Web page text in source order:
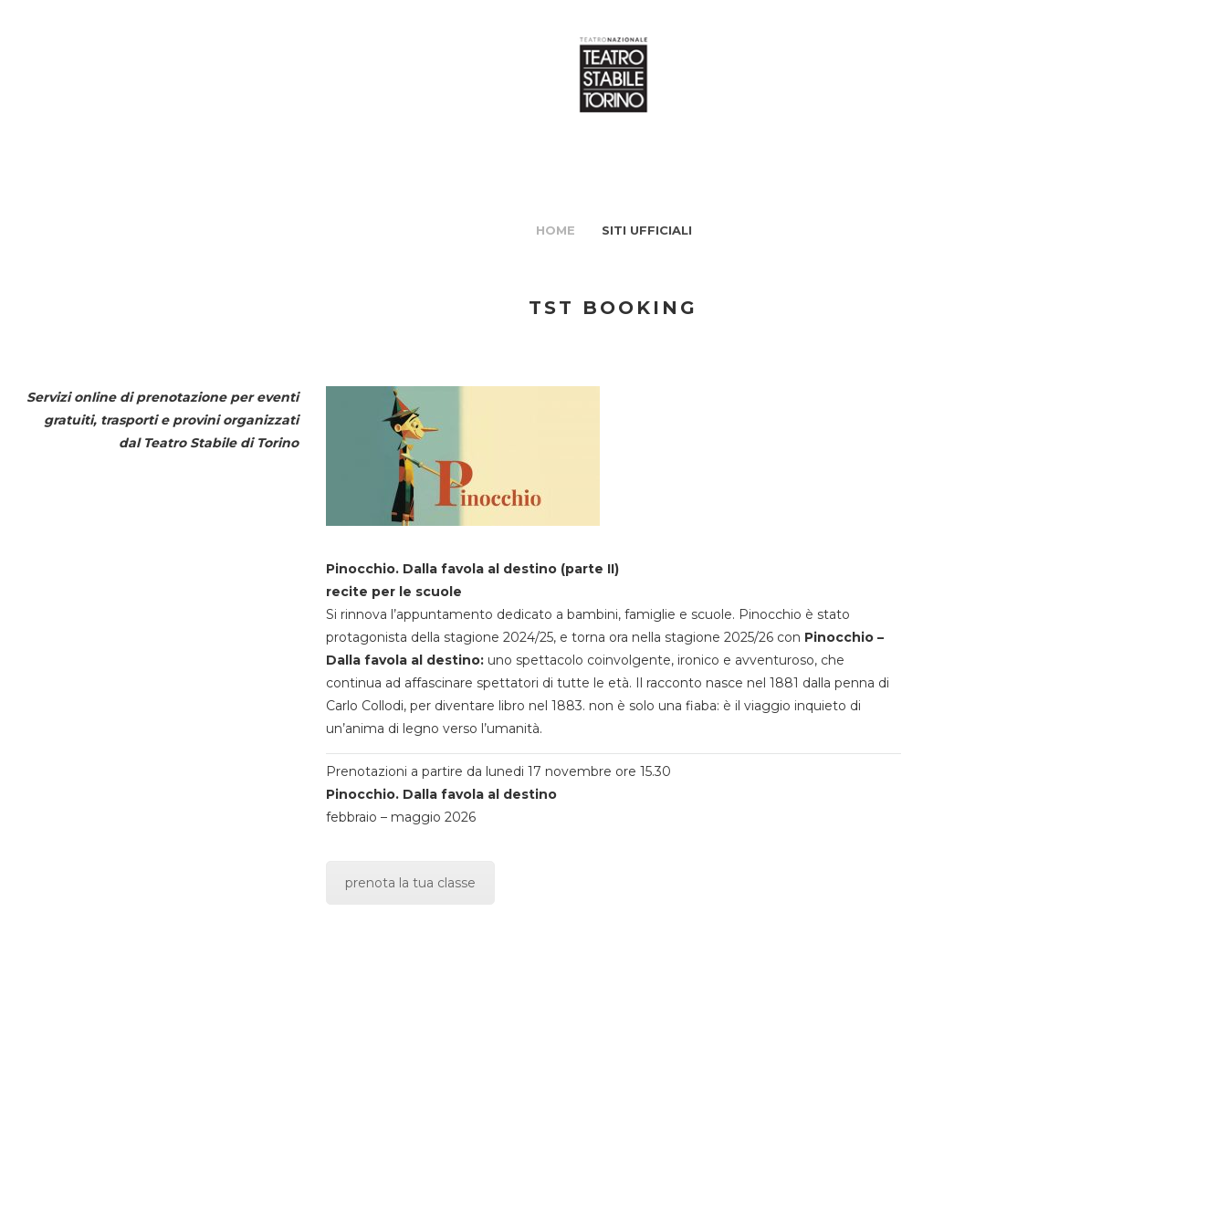
HOME SITI UFFICIALI
TST BOOKING
Servizi online di prenotazione per eventi
gratuiti, trasporti e provini organizzati
dal Teatro Stabile di Torino
Pinocchio. Dalla favola al destino (parte II)
recite per le scuole
Si rinnova l’appuntamento dedicato a bambini, famiglie e scuole. Pinocchio è stato
protagonista della stagione 2024/25, e torna ora nella stagione 2025/26 con Pinocchio –
Dalla favola al destino:uno spettacolo coinvolgente, ironico e avventuroso, che
continua ad affascinare spettatori di tutte le età. Il racconto nasce nel 1881 dalla penna di
Carlo Collodi, per diventare libro nel 1883. non è solo una fiaba: è il viaggio inquieto di
un’anima di legno verso l’umanità.
Prenotazioni a partire da lunedi 17 novembre ore 15.30
Pinocchio. Dalla favola al destino
febbraio – maggio 2026
prenota la tua classe